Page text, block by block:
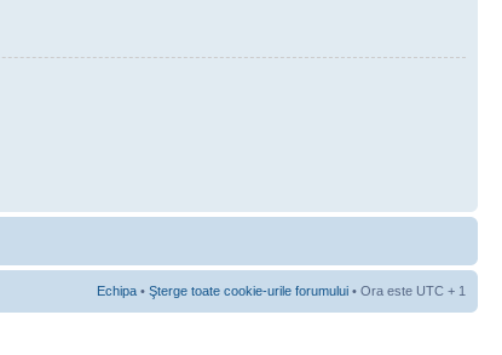
Echipa • Şterge toate cookie-urile forumului • Ora este UTC + 1